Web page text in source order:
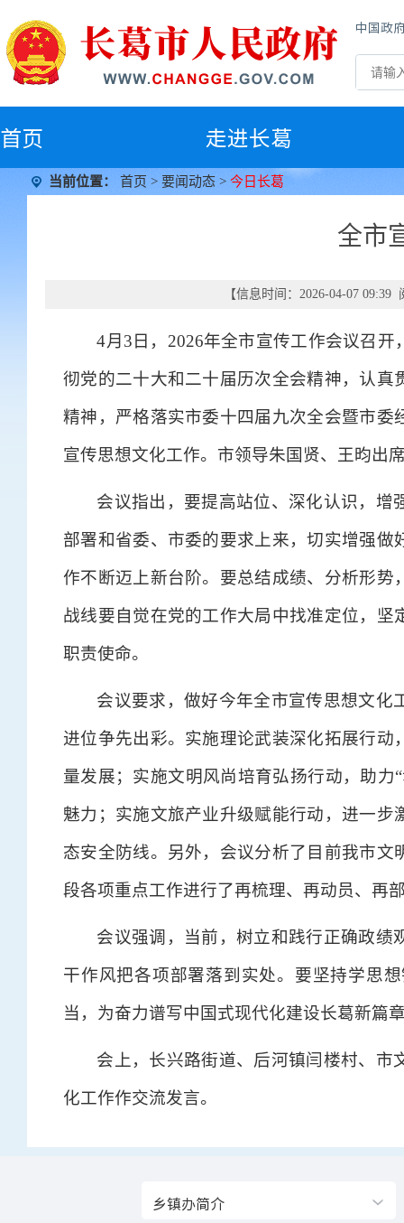
中国政
首页 走进长葛
当前位置： 首页 > 要闻动态 > 今日长葛
全市
【信息时间：2026-04-07
4月3日，2026年全市宣传工作会议召
彻党的二十大和二十届历次全会精神，认
精神，严格落实市委十四届九次全会暨市
宣传思想文化工作。市领导朱国贤、王昀出
会议指出，要提高站位、深化认识，增
部署和省委、市委的要求上来，切实增强
作不断迈上新台阶。要总结成绩、分析形
战线要自觉在党的工作大局中找准定位，
职责使命。
会议要求，做好今年全市宣传思想文化
进位争先出彩。实施理论武装深化拓展行
量发展；实施文明风尚培育弘扬行动，助
魅力；实施文旅产业升级赋能行动，进一
态安全防线。另外，会议分析了目前我市
段各项重点工作进行了再梳理、再动员、再
会议强调，当前，树立和践行正确政绩
干作风把各项部署落到实处。要坚持学思
当，为奋力谱写中国式现代化建设长葛新篇
会上，长兴路街道、后河镇闫楼村、市
化工作作交流发言。
乡镇办简介